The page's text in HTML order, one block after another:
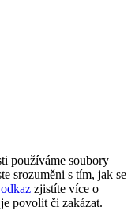
používáme soubory
srozuměni s tím, jak se
odkaz zjistíte více o
povolit či zakázat.